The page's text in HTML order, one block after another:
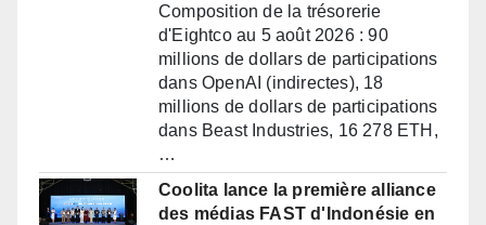
Composition de la trésorerie
d'Eightco au 5 août 2026 : 90
millions de dollars de participations
dans OpenAI (indirectes), 18
millions de dollars de participations
dans Beast Industries, 16 278 ETH,
…
Coolita lance la première alliance
des médias FAST d'Indonésie en